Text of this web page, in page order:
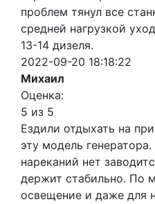
проблем тянул все
средней нагрузкой
13-14 дизеля.
2022-09-20 18:18:22
Михаил
Оценка:
5 из 5
Ездили отдыхать на
эту модель
нареканий нет
держит стабильно. По
освещение и даже для